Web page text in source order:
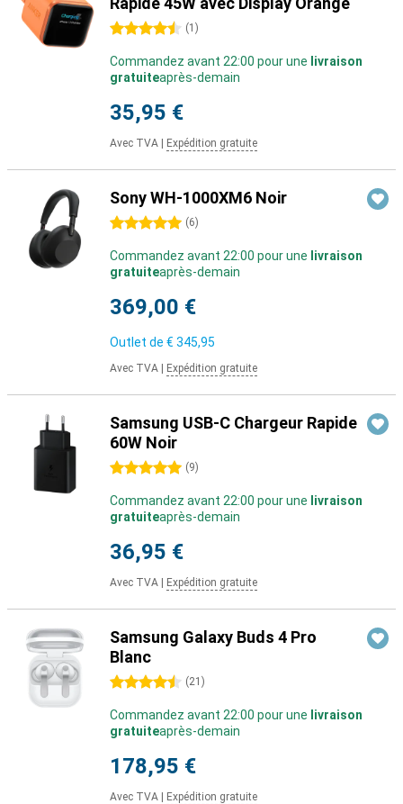
4.5 étoiles (1 )
Commandez avant 22:00 pour une livraison
gratuiteaprès-demain
35,95 €
Avec TVA Expédition gratuite
Sony WH-1000XM6 Noir
5 étoiles (6)
Commandez avant 22:00 pour une livraison
gratuiteaprès-demain
369,00 €
Outlet de € 345,95
Avec TVA Expédition gratuite
Samsung USB-C Chargeur Rapide
60W Noir
5 étoiles (9)
Commandez avant 22:00 pour une livraison
gratuiteaprès-demain
36,95 €
Avec TVA Expédition gratuite
Samsung Galaxy Buds 4 Pro
Blanc
4.5 étoiles (21 )
Commandez avant 22:00 pour une livraison
gratuiteaprès-demain
178,95 €
Avec TVA Expédition gratuite